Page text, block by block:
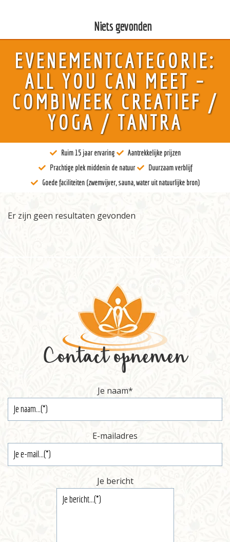
Over ons
Kunst
Bewustzijn
Docenten
Verblijven
EVENEMENTCATEGORIE:
ALL YOU CAN MEET –
COMBIWEEK CREATIEF /
YOGA / TANTRA
Ruim 15 jaar ervaring
Aantrekkelijke prijzen
Prachtige plek middenin de natuur
Duurzaam verblijf
Goede faciliteiten (zwemvijver, sauna, water uit natuurlijke bron)
Niets gevonden
Er zijn geen resultaten gevonden
Contact opnemen
Je naam*
E-mailadres
Je bericht